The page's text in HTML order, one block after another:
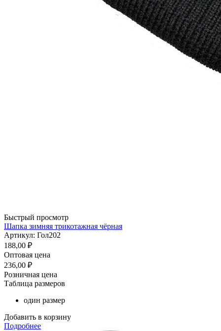
Быстрый просмотр
Шапка зимняя трикотажная чёрная
Артикул: Гол202
188,00 ₽
Оптовая цена
236,00 ₽
Розничная цена
Таблица размеров
один размер
Добавить в корзину
Подробнее